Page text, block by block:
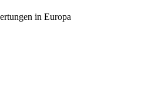
in Europa